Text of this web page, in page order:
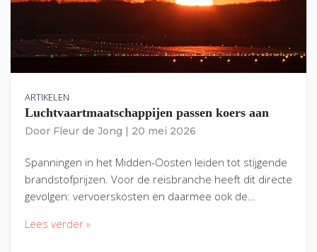
ARTIKELEN
Luchtvaartmaatschappijen passen koers aan
Door Fleur de Jong 20 mei 2026
Spanningen in het Midden-Oosten leiden tot stijgende
brandstofprijzen. Voor de reisbranche heeft dit directe
gevolgen: vervoerskosten en daarmee ook de…
Lees verder »